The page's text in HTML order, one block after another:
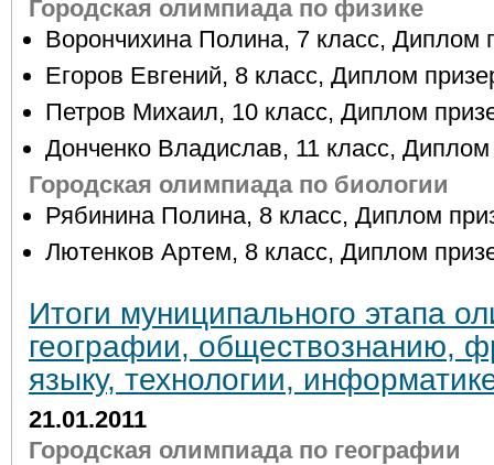
Городская олимпиада по физике
Ворончихина Полина, 7 класс, Диплом
Егоров Евгений, 8 класс, Диплом
Петров Михаил, 10 класс, Диплом
Донченко Владислав, 11 класс, Диплом
Городская олимпиада по биологии
Рябинина Полина, 8 класс, Диплом
Лютенков Артем, 8 класс, Диплом
Итоги муниципального этапа
географии, обществознанию,
языку, технологии,
21.01.2011
Городская олимпиада по географии